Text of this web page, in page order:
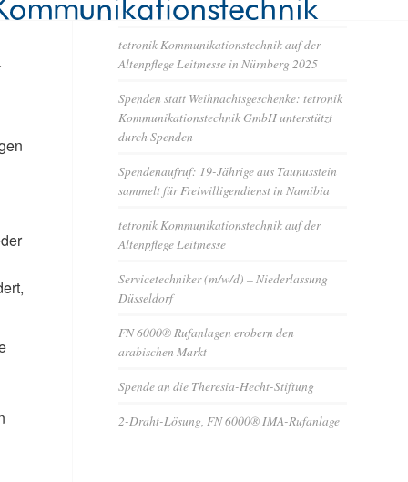
Taunusstein
tetronik Kommunikationstechnik auf der
Altenpflege Leitmesse in Nürnberg 2025
Spenden statt Weihnachtsgeschenke: tetronik
Kommunikationstechnik GmbH unterstützt
durch Spenden
Spendenaufruf: 19-Jährige aus Taunusstein
sammelt für Freiwilligendienst in Namibia
tetronik Kommunikationstechnik auf der
Altenpflege Leitmesse
Servicetechniker (m/w/d) – Niederlassung
Düsseldorf
FN 6000® Rufanlagen erobern den
arabischen Markt
Spende an die Theresia-Hecht-Stiftung
2-Draht-Lösung, FN 6000® IMA-Rufanlage